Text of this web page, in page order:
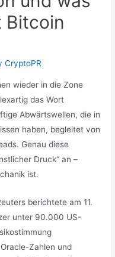
Bitcoin
CryptoPR
wieder in die Zone
das Wort
Abwärtswellen, die in
haben, begleitet von
Genau diese
Druck“ an –
ist.
berichtete am 11.
unter 90.000 US-
Zahlen und